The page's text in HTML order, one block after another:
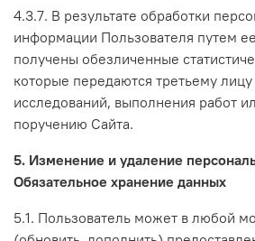
4.3.7. В результате обработки
информации Пользователя путем
получены обезличенные
которые передаются третьему
исследований, выполнения работ
поручению Сайта.
5. Изменение и удаление
Обязательное хранение данных
5.1. Пользователь может в любой